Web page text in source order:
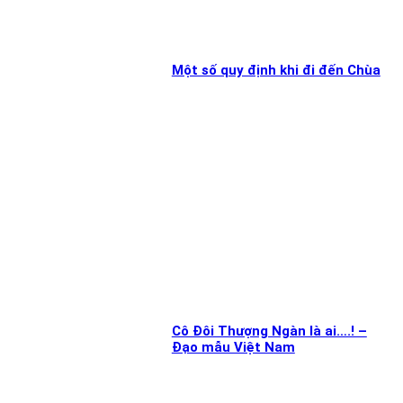
Một số quy định khi đi đến Chùa
Cô Đôi Thượng Ngàn là ai….! –
Đạo mẫu Việt Nam